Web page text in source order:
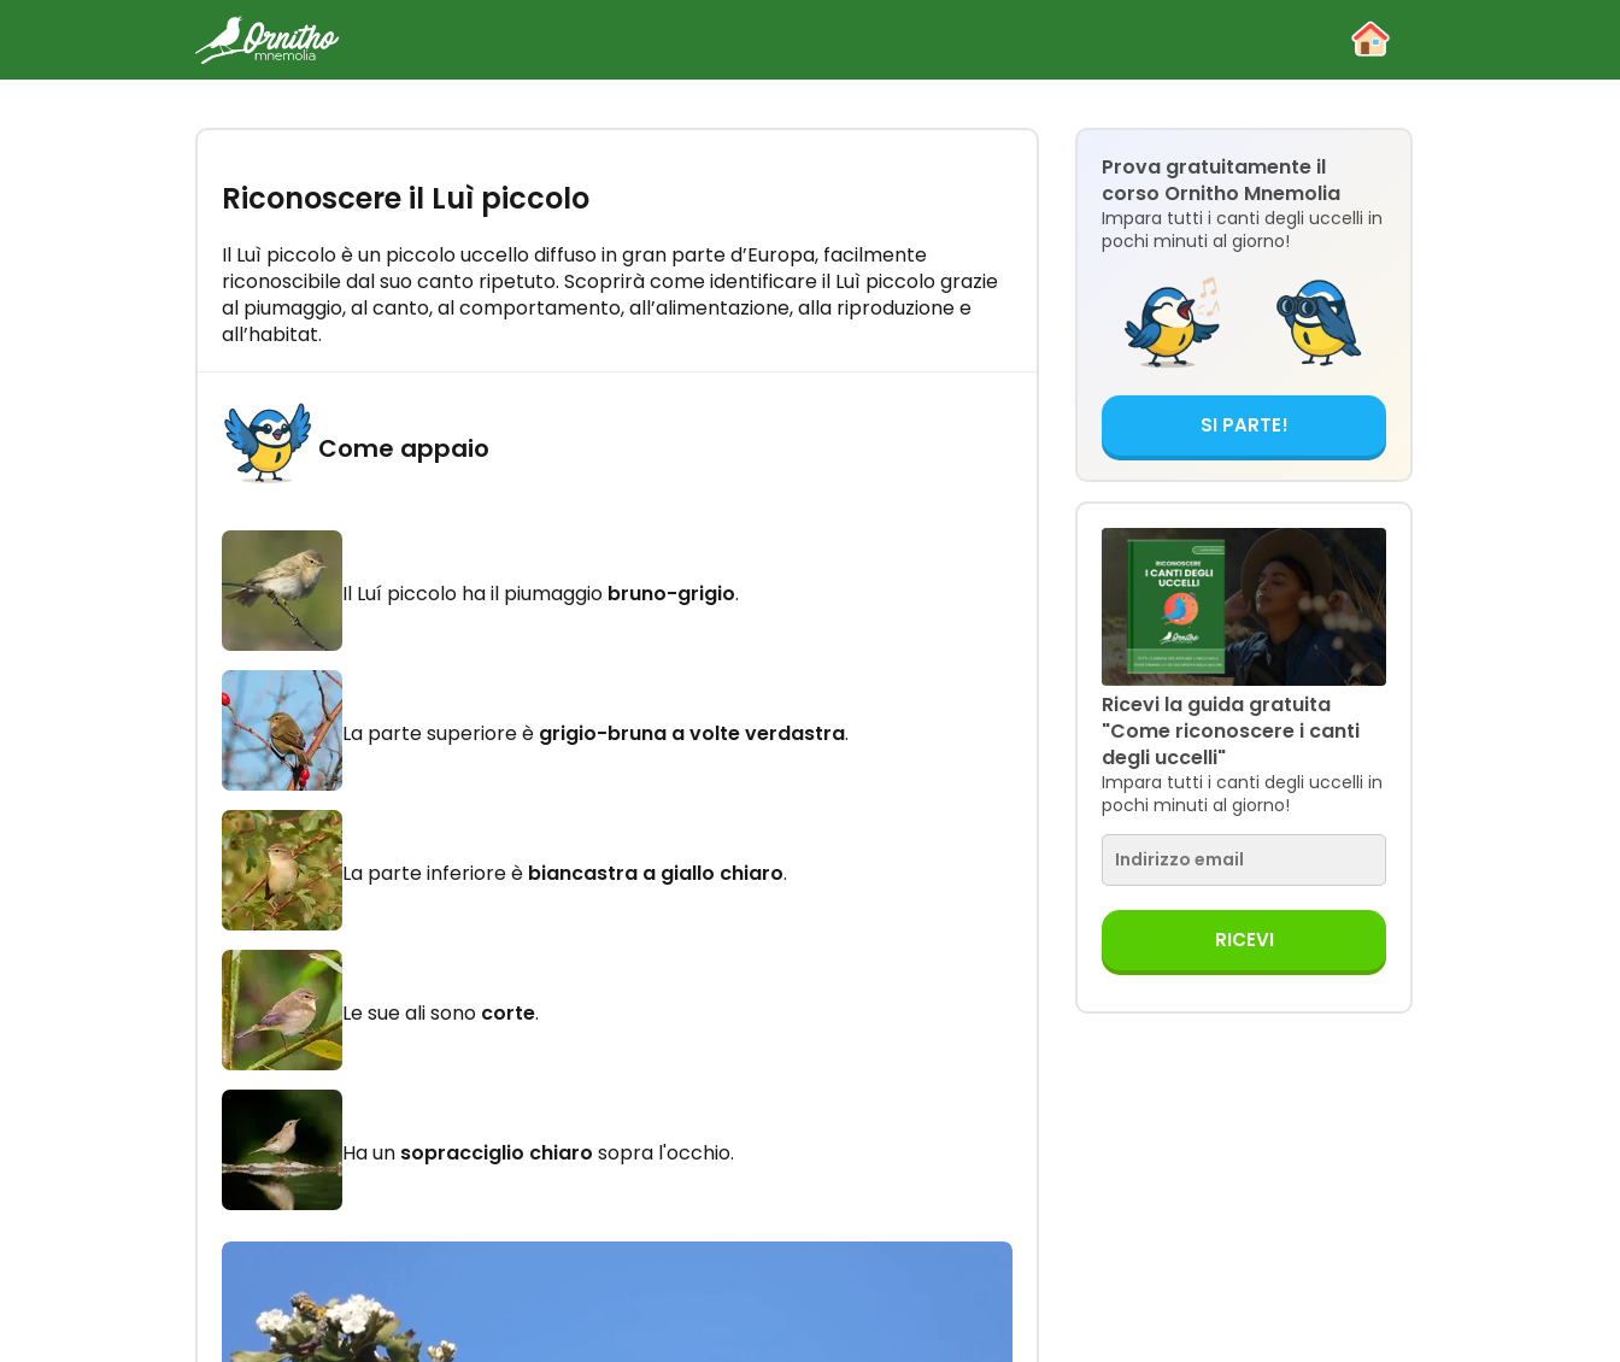
Riconoscere il Luì piccolo
Il Luì piccolo è un piccolo uccello diffuso in gran parte d’Europa, facilmente
riconoscibile dal suo canto ripetuto. Scoprirà come identificare il Luì piccolo grazie
al piumaggio, al canto, al comportamento, all’alimentazione, alla riproduzione e
all’habitat.
Come appaio
Il Luí piccolo ha il piumaggio bruno-grigio.
La parte superiore è grigio-bruna a volte verdastra.
La parte inferiore è biancastra a giallo chiaro.
Le sue ali sono corte.
Ha un sopracciglio chiaro sopra l'occhio.
Ricevi la guida gratuita "Come
riconoscere i canti degli uccelli"
Impara tutti i canti degli uccelli in pochi
minuti al giorno!
Prova gratuitamente il
corso Ornitho Mnemolia
Impara tutti i canti degli uccelli in
pochi minuti al giorno!
SI PARTE!
Ricevi la guida gratuita
"Come riconoscere i canti
degli uccelli"
Impara tutti i canti degli uccelli in
pochi minuti al giorno!
RICEVI